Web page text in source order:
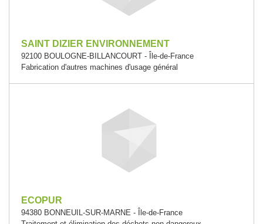
SAINT DIZIER ENVIRONNEMENT
92100 BOULOGNE-BILLANCOURT - Île-de-France
Fabrication d'autres machines d'usage général
ECOPUR
94380 BONNEUIL-SUR-MARNE - Île-de-France